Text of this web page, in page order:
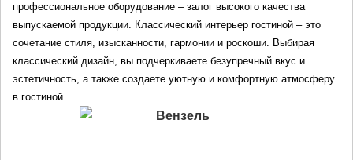
профессиональное оборудование – залог высокого качества
выпускаемой продукции. Классический интерьер гостиной – это
сочетание стиля, изысканности, гармонии и роскоши. Выбирая
классический дизайн, вы подчеркиваете безупречный вкус и
эстетичность, а также создаете уютную и комфортную атмосферу
в гостиной.